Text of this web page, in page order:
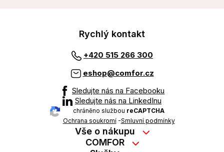
Rychlý kontakt
+420 515 266 300
eshop@comfor.cz
Sledujte nás na Facebooku
Sledujte nás na LinkedInu
chráněno službou reCAPTCHA
Ochrana soukromí-Smluvní podmínky
Vše o nákupu
Nákup na splátky
COMFOR